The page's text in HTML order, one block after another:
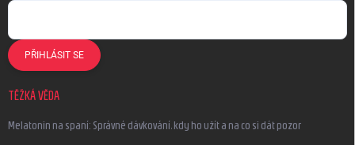
PŘIHLÁSIT SE
TĚŽKÁ VĚDA
Melatonin na spaní: Správné dávkování, kdy ho užít a na co si dát pozor